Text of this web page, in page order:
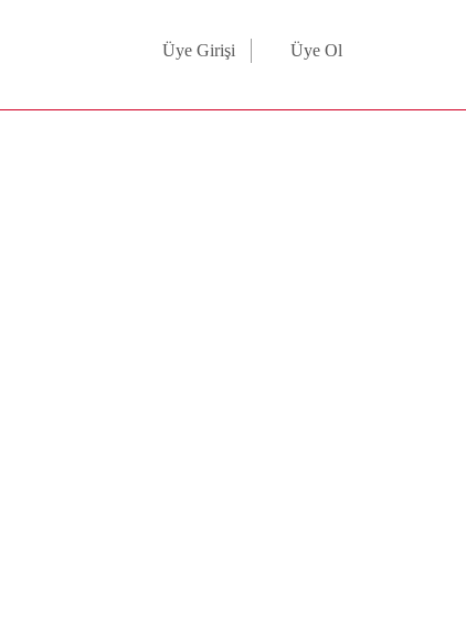
Üye Girişi Üye Ol